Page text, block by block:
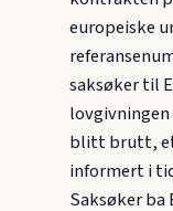
europeiske
saksøker til
blitt brutt,
informert i
Saksøker ba